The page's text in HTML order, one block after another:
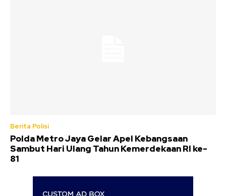
Berita Polisi
Polda Metro Jaya Gelar Apel Kebangsaan
Sambut Hari Ulang Tahun Kemerdekaan RI ke-
81